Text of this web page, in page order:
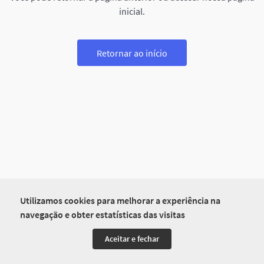
Utilizamos cookies para melhorar a experiência na
navegação e obter estatísticas das visitas
Aceitar e fechar
inicial.
Retornar ao início